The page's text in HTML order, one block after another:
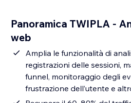
Panoramica TWIPLA -
web
Amplia le funzionalità di
registrazioni delle sessioni,
funnel, monitoraggio degli
frustrazione dell’utente e